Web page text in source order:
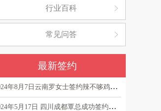
行业百科
常见问答
最新签约
2024年8月7日云南罗女士签约辣不哆鸡公煲
2024年5月17日 四川成都覃总成功签约辣不哆鸡公煲